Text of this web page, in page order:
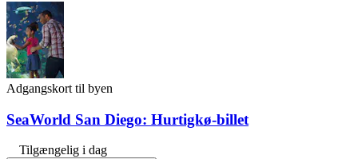
Adgangskort til byen
SeaWorld San Diego: Hurtigkø-billet
Tilgængelig i dag